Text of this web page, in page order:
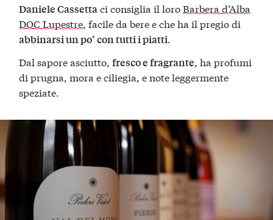
Daniele Cassettaci consiglia il loroBarbera d’Alba
DOC Lupestre, facile da bere e che ha il pregio di
abbinarsi un po’ con tutti i piatti.
Dal sapore asciutto,fresco e fragrante , ha profumi
di prugna, mora e ciliegia, e note leggermente
speziate.